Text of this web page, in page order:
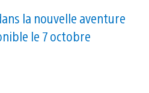
la nouvelle aventure
le 7 octobre